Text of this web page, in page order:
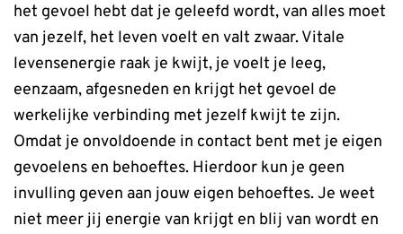
het gevoel hebt dat je geleefd wordt, van alles moet
van jezelf, het leven voelt en valt zwaar. Vitale
levensenergie raak je kwijt, je voelt je leeg,
eenzaam, afgesneden en krijgt het gevoel de
werkelijke verbinding met jezelf kwijt te zijn.
Omdat je onvoldoende in contact bent met je eigen
gevoelens en behoeftes. Hierdoor kun je geen
invulling geven aan jouw eigen behoeftes. Je weet
niet meer jij energie van krijgt en blij van wordt en